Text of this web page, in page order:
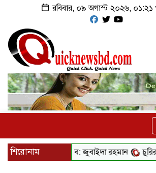
রবিবার, ০৯ অগাস্ট ২০২৬, ০১:২১
শিরোনাম
দাঁড়াবে ড্যাব: জুবাইদা রহমান চুরির